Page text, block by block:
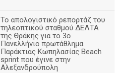
Το απολογιστικό ρεπορτάζ του
τηλεοπτικού σταθμού ΔΕΛΤΑ
της Θράκης για το 3ο
Πανελλήνιο πρωτάθλημα
Παράκτιας Κωπηλασίας Beach
sprint που έγινε στην
Αλεξανδρούπολη